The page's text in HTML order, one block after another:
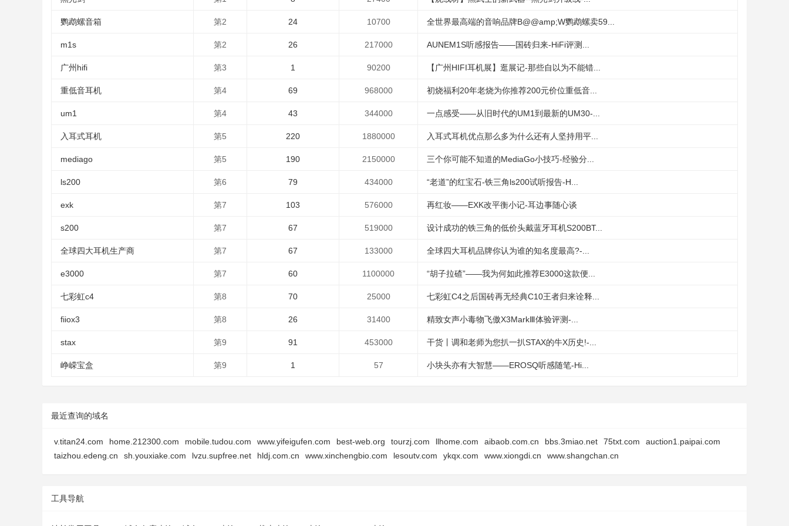
鹦鹉螺音箱 第2 24 10700 全世界最高端的音响品牌B@@amp;W鹦鹉螺卖59...
m1s 第2 26 217000 AUNEM1S听感报告——国砖归来-HiFi评测...
广州hifi 第3 1 90200 【广州HIFI耳机展】逛展记-那些自以为不能错...
重低音耳机 第4 69 968000 初烧福利20年老烧为你推荐200元价位重低音...
um1 第4 43 344000 一点感受——从旧时代的UM1到最新的UM30-...
入耳式耳机 第5 220 1880000 入耳式耳机优点那么多为什么还有人坚持用平...
mediago 第5 190 2150000 三个你可能不知道的MediaGo小技巧-经验分...
ls200 第6 79 434000 “老道”的红宝石-铁三角ls200试听报告-H...
exk 第7 103 576000 再红妆——EXK改平衡小记-耳边事随心谈
s200 第7 67 519000 设计成功的铁三角的低价头戴蓝牙耳机S200BT...
全球四大耳机生产商 第7 67 133000 全球四大耳机品牌你认为谁的知名度最高?-...
e3000 第7 60 1100000 “胡子拉碴”——我为何如此推荐E3000这款便...
七彩虹c4 第8 70 25000 七彩虹C4之后国砖再无经典C10王者归来诠释...
fiiox3 第8 26 31400 精致女声小毒物飞傲X3MarkⅢ体验评测-...
stax 第9 91 453000 干货丨调和老师为您扒一扒STAX的牛X历史!-...
峥嵘宝盒 第9 1 57 小块头亦有大智慧——EROSQ听感随笔-Hi...
最近查询的域名
v.titan24.com home.212300.com mobile.tudou.com www.yifeigufen.com best-web.org tourzj.com llhome.com aibaob.com.cn bbs.3miao.net 75txt.com
auction1.paipai.com
taizhou.edeng.cn
sh.youxiake.com lvzu.supfree.net hldj.com.cn www.xinchengbio.com lesoutv.com ykqx.com www.xiongdi.cn www.shangchan.cn
工具导航